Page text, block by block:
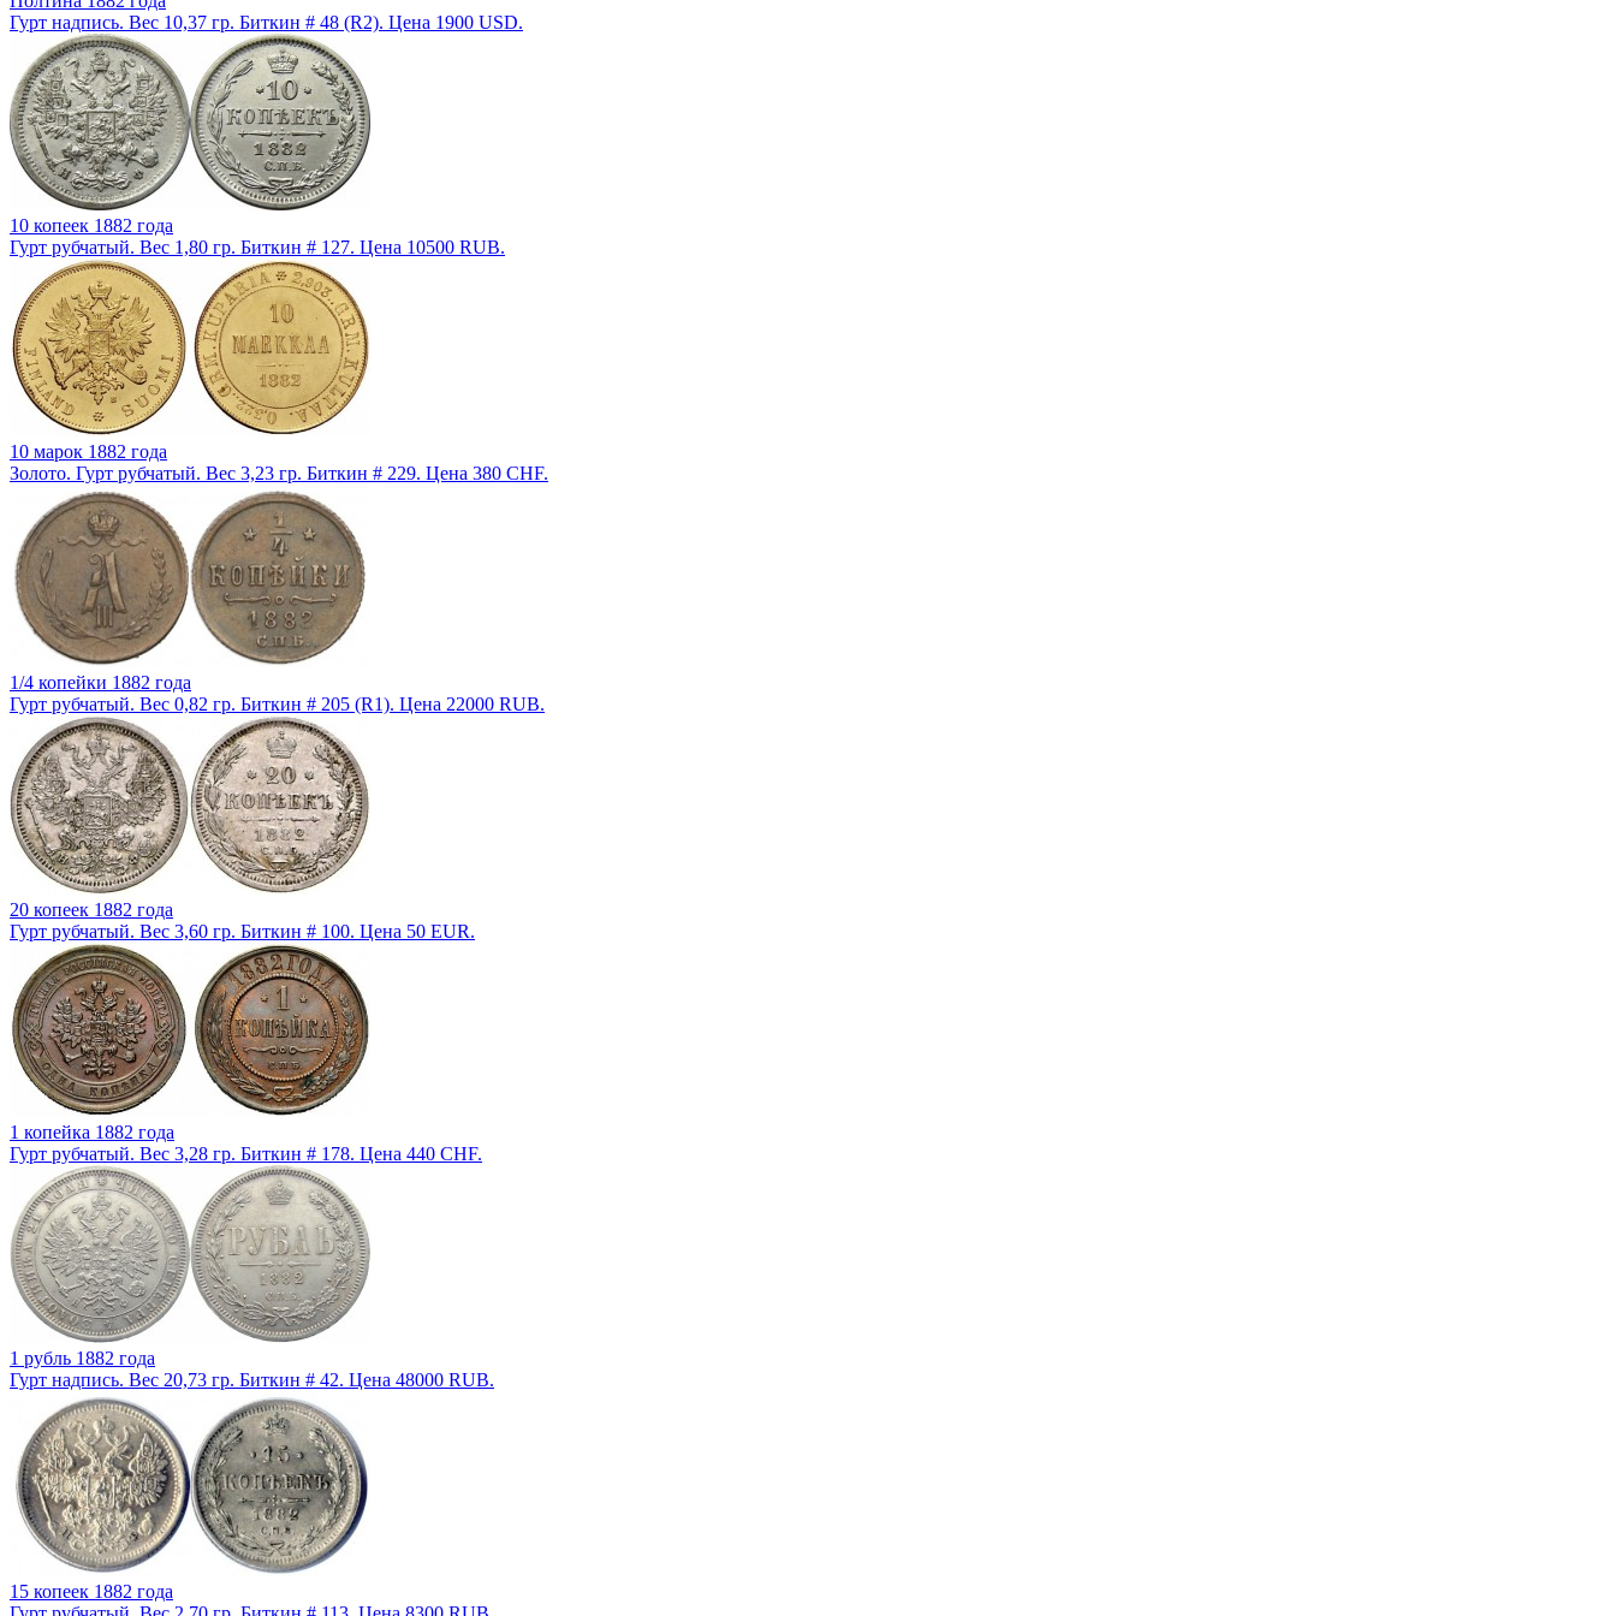
Гурт надпись. Вес 10,37 гр. Биткин # 48 (R2). Цена 1900 USD.
10 копеек 1882 года
Гурт рубчатый. Вес 1,80 гр. Биткин # 127. Цена 10500 RUB.
10 марок 1882 года
Золото. Гурт рубчатый. Вес 3,23 гр. Биткин # 229. Цена 380 CHF.
1/4 копейки 1882 года
Гурт рубчатый. Вес 0,82 гр. Биткин # 205 (R1). Цена 22000 RUB.
20 копеек 1882 года
Гурт рубчатый. Вес 3,60 гр. Биткин # 100. Цена 50 EUR.
1 копейка 1882 года
Гурт рубчатый. Вес 3,28 гр. Биткин # 178. Цена 440 CHF.
1 рубль 1882 года
Гурт надпись. Вес 20,73 гр. Биткин # 42. Цена 48000 RUB.
15 копеек 1882 года